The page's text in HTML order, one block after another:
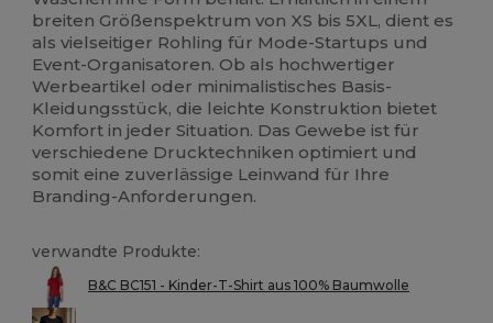
breiten Größenspektrum von XS bis 5XL, dient es
als vielseitiger Rohling für Mode-Startups und
Event-Organisatoren. Ob als hochwertiger
Werbeartikel oder minimalistisches Basis-
Kleidungsstück, die leichte Konstruktion bietet
Komfort in jeder Situation. Das Gewebe ist für
verschiedene Drucktechniken optimiert und
somit eine zuverlässige Leinwand für Ihre
Branding-Anforderungen.
verwandte Produkte:
B&C BC151 - Kinder-T-Shirt aus 100% Baumwolle